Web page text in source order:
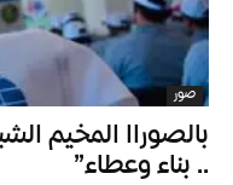
صور
بالصوراا المخيم
.. بناء وعطاء”